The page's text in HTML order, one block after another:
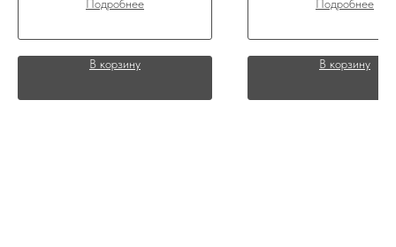
Подробнее
В корзину
Подробнее
В корзину